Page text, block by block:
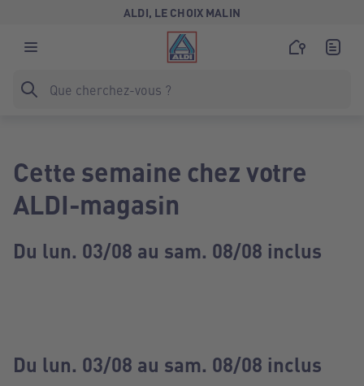
ALDI, LE CHOIX MALIN
Cette semaine chez votre
ALDI-magasin
Du lun. 03/08 au sam. 08/08 inclus
Du lun. 03/08 au sam. 08/08 inclus